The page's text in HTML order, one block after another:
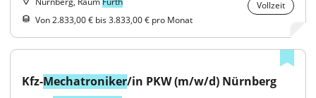
Vollzeit
Von 2.833,00 € bis 3.833,00 € pro Monat
Kfz-Mechatroniker/in PKW (m/w/d) Nürnberg